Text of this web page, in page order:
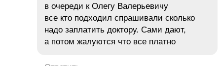
в очереди к Олегу Валерьевичу
все кто подходил спрашивали сколько
надо заплатить доктору. Сами дают,
а потом жалуются что все платно